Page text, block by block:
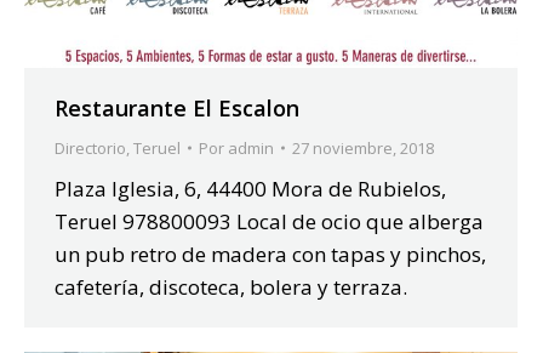
Restaurante El Escalon
Directorio Teruel Por admin 27 noviembre, 2018
Plaza Iglesia, 6, 44400 Mora de Rubielos,
Teruel 978800093 Local de ocio que alberga
un pub retro de madera con tapas y pinchos,
cafetería, discoteca, bolera y terraza.